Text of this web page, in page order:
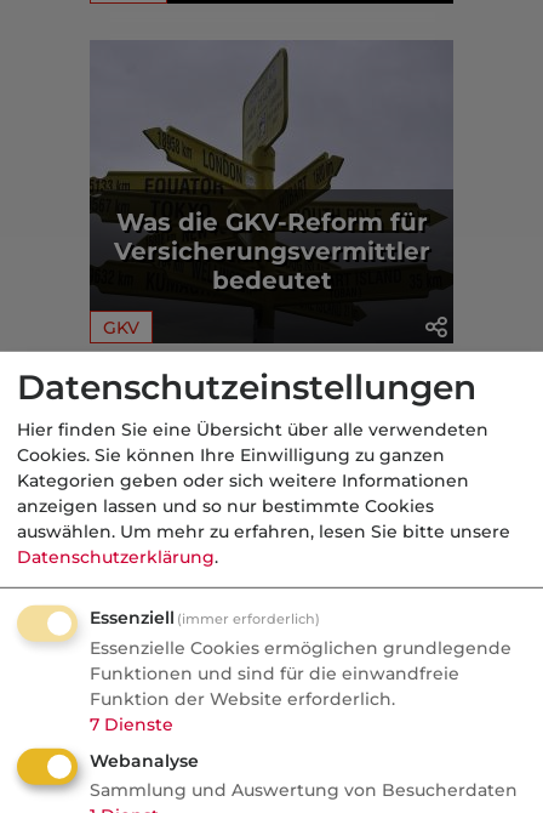
Was die GKV-Reform für
Versicherungsvermittler
bedeutet
GKV
Aus der dvb-Redaktion
Politik
Nachrichten
Recht auf Vergessenwerden:
Versicherungsschutz für
Krebsüberlebende?
Fünf Jahre krebsfrei und trotzdem kein
Versicherungsschutz. Die SPD will das
ändern, die Versicherer rechnen dagegen
und fordern bis zu 15 Jahre Wartezeit.
Datenschutzeinstellungen
Hier finden Sie eine Übersicht über alle verwendeten
Cookies. Sie können Ihre Einwilligung zu ganzen
Kategorien geben oder sich weitere Informationen
anzeigen lassen und so nur bestimmte Cookies
auswählen. Um mehr zu erfahren, lesen Sie bitte unsere
Datenschutzerklärung.
Essenziell (immer erforderlich)
Essenzielle Cookies ermöglichen grundlegende
Funktionen und sind für die einwandfreie
Funktion der Website erforderlich.
7 Dienste
Webanalyse
Sammlung und Auswertung von Besucherdaten